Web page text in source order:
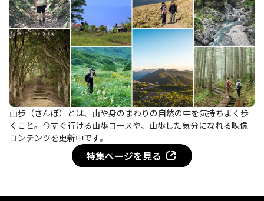
山歩（さんぽ）とは、山や身のまわりの自然の中を気持ちよく歩
くこと。今すぐ行ける山歩コースや、山歩した気分になれる映像
コンテンツを更新中です。
特集ページを見る